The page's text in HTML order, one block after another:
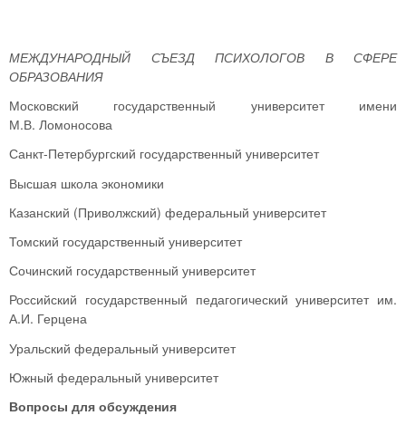
МЕЖДУНАРОДНЫЙ СЪЕЗД ПСИХОЛОГОВ В СФЕРЕ
ОБРАЗОВАНИЯ
Московский государственный университет имени
М.В. Ломоносова
Санкт-Петербургский государственный университет
Высшая школа экономики
Казанский (Приволжский) федеральный университет
Томский государственный университет
Сочинский государственный университет
Российский государственный педагогический университет им.
А.И. Герцена
Уральский федеральный университет
Южный федеральный университет
Вопросы для обсуждения